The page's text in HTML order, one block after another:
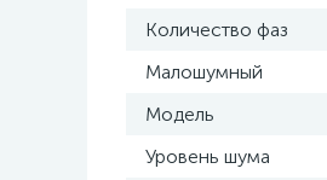
Количество фаз
Малошумный
Модель
Уровень шума